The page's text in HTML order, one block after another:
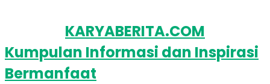
KARYABERITA.COM
Kumpulan Informasi dan Inspirasi
Bermanfaat